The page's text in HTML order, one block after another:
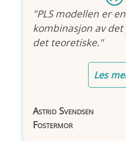
"PLS modellen er
kombinasjon av
det teoretiske."
Les
Astrid Svendsen
Fostermor